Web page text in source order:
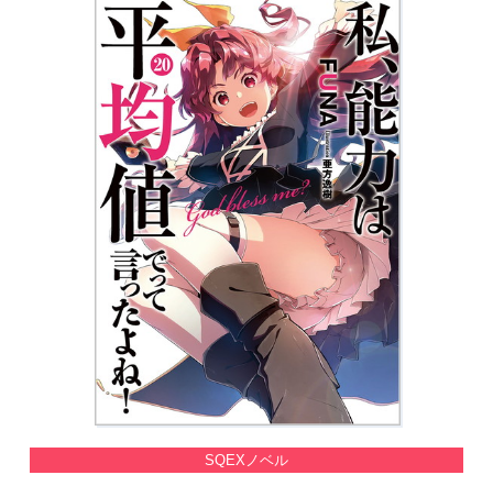
会社情報 採用情報
スクウェア・エニックス サイト内検索
SQEXノベル